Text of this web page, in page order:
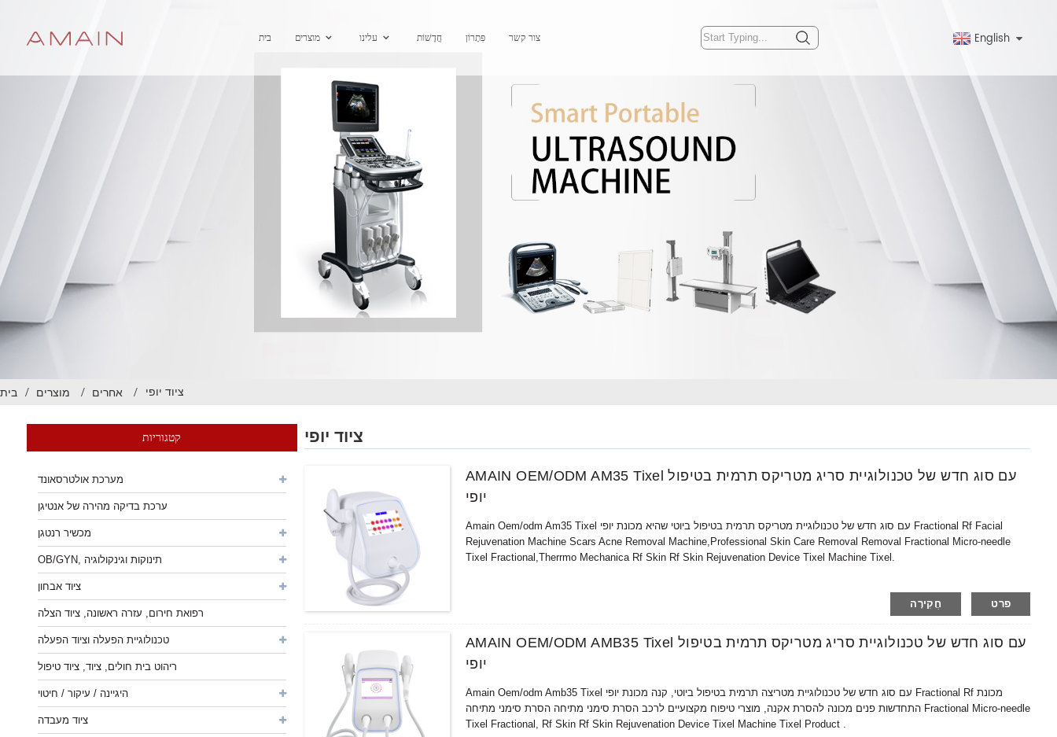
בית מוצרים עלינו חֲדָשׁוֹת פִּתָרוֹן צור קשר English
בית מוצרים אחרים ציוד יופי
קטגוריות
מערכת אולטרסאונד
ערכת בדיקה מהירה של אנטיגן
מכשיר רנטגן
OB/GYN, תינוקות וגינקולוגיה
ציוד אבחון
רפואת חירום, עזרה ראשונה, ציוד הצלה
טכנולוגיית הפעלה וציוד הפעלה
ריהוט בית חולים, ציוד, ציוד טיפול
היגיינה / עיקור / חיטוי
ציוד מעבדה
ציוד יופי
AMAIN OEM/ODM AM35 Tixel עם סוג חדש של טכנולוגיית סריג מטריקס תרמית בטיפול
יופי
Amain Oem/odm Am35 Tixel עם סוג חדש של טכנולוגיית מטריקס תרמית בטיפול ביוטי שהיא מכונת יופי Fractional Rf Facial
Rejuvenation Machine Scars Acne Removal Machine,Professional Skin Care Removal Removal Fractional Micro-needle
Tixel Fractional,Therrmo Mechanica Rf Skin Rf Skin Rejuvenation Device Tixel Machine Tixel.
חֲקִירָה פרט
AMAIN OEM/ODM AMB35 Tixel עם סוג חדש של טכנולוגיית סריג מטריקס תרמית בטיפול
יופי
Amain Oem/odm Amb35 Tixel עם סוג חדש של טכנולוגיית מטריצה ​​תרמית בטיפול ביוטי, קנה מכונת יופי Fractional Rf מכונת
התחדשות פנים מכונה להסרת אקנה, מוצרי טיפוח מקצועיים לרכב הסרת סימני מתיחה הסרת סימני מתיחה Fractional Micro-needle
Tixel Fractional, Rf Skin Rf Skin Rejuvenation Device Tixel Machine Tixel Product .